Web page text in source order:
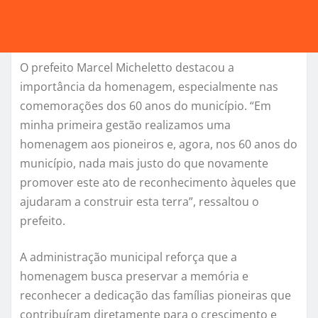
O prefeito Marcel Micheletto destacou a
importância da homenagem, especialmente nas
comemorações dos 60 anos do município. “Em
minha primeira gestão realizamos uma
homenagem aos pioneiros e, agora, nos 60 anos do
município, nada mais justo do que novamente
promover este ato de reconhecimento àqueles que
ajudaram a construir esta terra”, ressaltou o
prefeito.
A administração municipal reforça que a
homenagem busca preservar a memória e
reconhecer a dedicação das famílias pioneiras que
contribuíram diretamente para o crescimento e